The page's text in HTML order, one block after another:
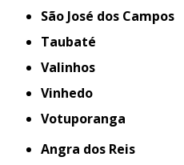
São José dos Campos
Taubaté
Valinhos
Vinhedo
Votuporanga
Angra dos Reis